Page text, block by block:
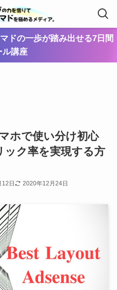
ドの一歩が踏み出せる7日間
ル講座
ホで使い分け初心
ック率を実現する方
12日 2020年12月24日